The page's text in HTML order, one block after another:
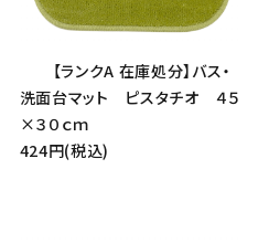
【ランクA 在庫処分】バス・
洗面台マット ピスタチオ ４５
×３０ｃｍ
424円(税込)